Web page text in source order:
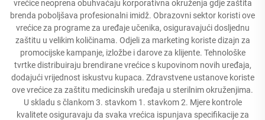
vrećice neoprena obuhvaćaju korporativna okruženja gdje zaštita
brenda poboljšava profesionalni imidž. Obrazovni sektor koristi ove
vrećice za programe za uređaje učenika, osiguravajući dosljednu
zaštitu u velikim količinama. Odjeli za marketing koriste dizajn za
promocijske kampanje, izložbe i darove za klijente. Tehnološke
tvrtke distribuiraju brendirane vrećice s kupovinom novih uređaja,
dodajući vrijednost iskustvu kupaca. Zdravstvene ustanove koriste
ove vrećice za zaštitu medicinskih uređaja u sterilnim okruženjima.
U skladu s člankom 3. stavkom 1. stavkom 2. Mjere kontrole
kvalitete osiguravaju da svaka vrećica ispunjava specifikacije za